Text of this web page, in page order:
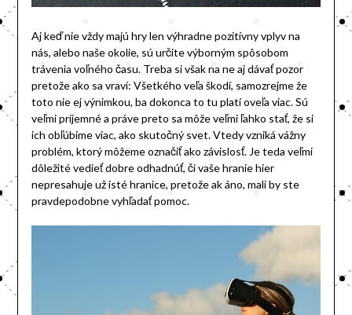
Aj keď nie vždy majú hry len výhradne pozitívny vplyv na
nás, alebo naše okolie, sú určite výborným spôsobom
trávenia voľného času. Treba si však na ne aj dávať pozor
pretože ako sa vraví: Všetkého veľa škodí, samozrejme že
toto nie ej výnimkou, ba dokonca to tu platí oveľa viac. Sú
veľmi príjemné a práve preto sa môže veľmi ľahko stať, že si
ich obľúbime viac, ako skutočný svet. Vtedy vzniká vážny
problém, ktorý môžeme označiť ako závislosť. Je teda veľmi
dôležité vedieť dobre odhadnúť, či vaše hranie hier
nepresahuje už isté hranice, pretože ak áno, mali by ste
pravdepodobne vyhľadať pomoc.